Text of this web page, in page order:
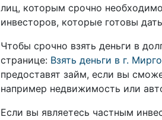
лиц, которым срочно
инвесторов, которые готовы
Чтобы срочно взять деньги в
странице: Взять деньги в г.
предоставят займ, если вы
например недвижимость или
Если вы являетесь частным